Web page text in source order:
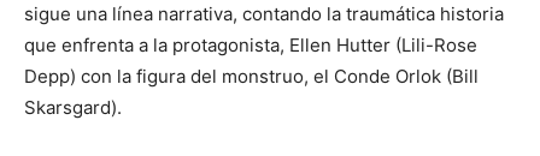
sigue una línea narrativa, contando la traumática historia
que enfrenta a la protagonista, Ellen Hutter (Lili-Rose
Depp) con la figura del monstruo, el Conde Orlok (Bill
Skarsgard).